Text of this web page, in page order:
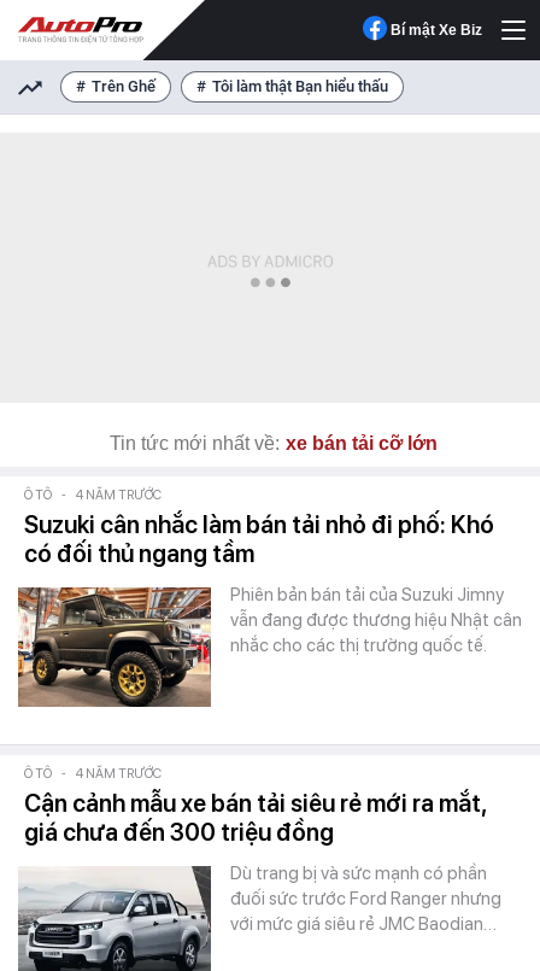
Bí mật Xe Biz
Trên Ghế Tôi làm thật Bạn hiểu thấu
Tin tức mới nhất về: xe bán tải cỡ lớn
Ô TÔ - 4 NĂM TRƯỚC
Suzuki cân nhắc làm bán tải nhỏ đi phố: Khó
có đối thủ ngang tầm
Phiên bản bán tải của Suzuki Jimny
vẫn đang được thương hiệu Nhật cân
nhắc cho các thị trường quốc tế.
Ô TÔ - 4 NĂM TRƯỚC
Cận cảnh mẫu xe bán tải siêu rẻ mới ra mắt,
giá chưa đến 300 triệu đồng
Dù trang bị và sức mạnh có phần
đuối sức trước Ford Ranger nhưng
với mức giá siêu rẻ JMC Baodian…